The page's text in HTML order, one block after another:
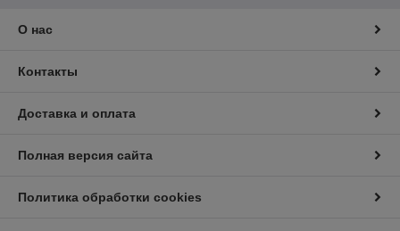
О нас
Контакты
Доставка и оплата
Полная версия сайта
Политика обработки cookies